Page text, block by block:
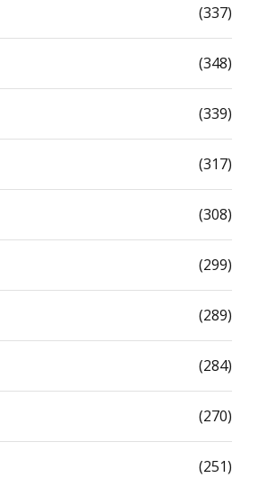
(337)
(348)
(339)
(317)
(308)
(299)
(289)
(284)
(270)
(251)